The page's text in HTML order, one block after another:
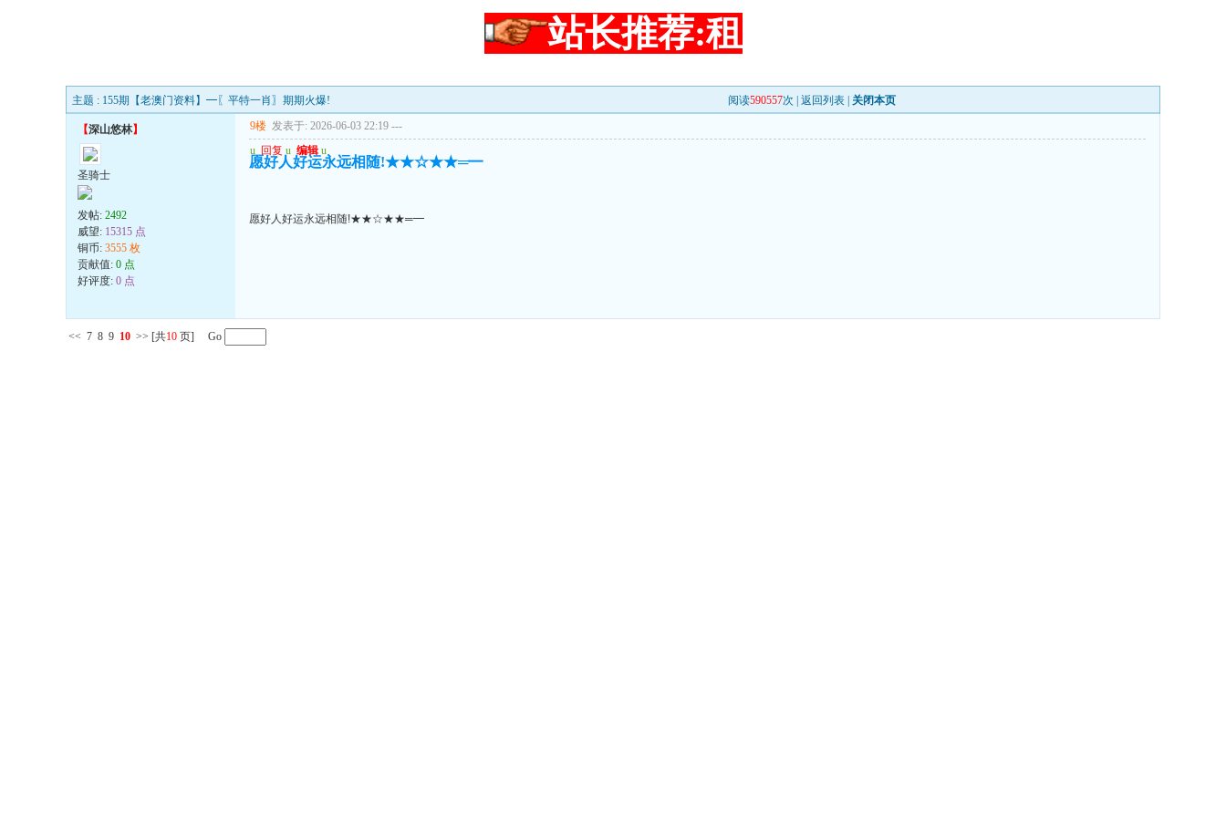
站长推荐:租
主题 : 155期【老澳门资料】━〖平特一肖〗期期火爆! 阅读590557次 | 返回列表 关闭本页
【深山悠林】
圣骑士
发帖: 2492
威望: 15315 点
铜币: 3555 枚
贡献值: 0 点
好评度: 0 点
9楼 发表于: 2026-06-03 22:19 ---
u 回复 u 编辑 u
愿好人好运永远相随!★★☆★★═━
愿好人好运永远相随!★★☆★★═━
<< 7 8 9 10 >> [共10 页] Go